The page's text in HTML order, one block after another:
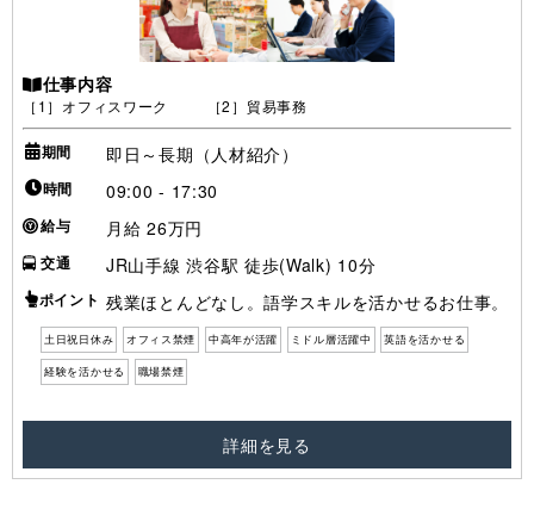
仕事内容
［1］オフィスワーク ［2］貿易事務
期間 即日～長期（人材紹介）
時間 09:00 - 17:30
給与 月給 26万円
交通 JR山手線 渋谷駅 徒歩(Walk) 10分
ポイント 残業ほとんどなし。語学スキルを活かせるお仕事。
土日祝日休み オフィス禁煙 中高年が活躍 ミドル層活躍中 英語を活かせる
経験を活かせる 職場禁煙
詳細を見る